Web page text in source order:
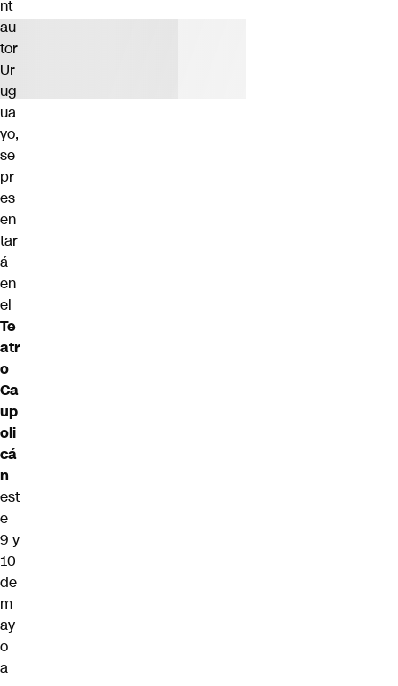
nt
au
tor
Ur
ug
ua
yo,
se
pr
es
en
tar
á
en
el
Te
atr
o
Ca
up
oli
cá
n
est
e
9 y
10
de
m
ay
o
a